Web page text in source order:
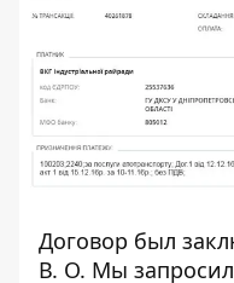
Договор был
В. О. Мы